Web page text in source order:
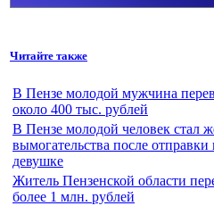
Читайте также
В Пензе молодой мужчина
около 400 тыс. рублей
В Пензе молодой человек стал
вымогательства после
девушке
Житель Пензенской области
более 1 млн. рублей